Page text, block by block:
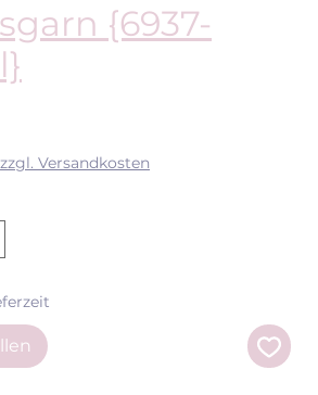
{6937-
zzgl. Versandkosten